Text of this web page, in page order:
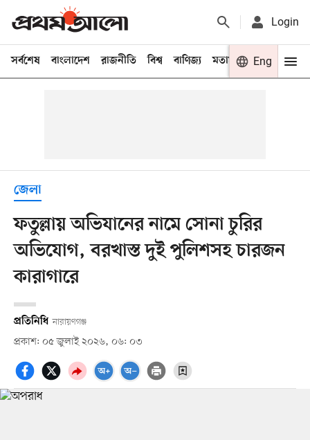
Login
সর্বশেষ বাংলাদেশ রাজনীতি বিশ্ব বাণিজ্য মতামত খেলা
Eng
জেলা
ফতুল্লায় অভিযানের নামে সোনা চুরির
অভিযোগ, বরখাস্ত দুই পুলিশসহ চারজন
কারাগারে
প্রতিনিধি নারায়ণগঞ্জ
প্রকাশ: ০৫ জুলাই ২০২৬, ০৬: ০৩